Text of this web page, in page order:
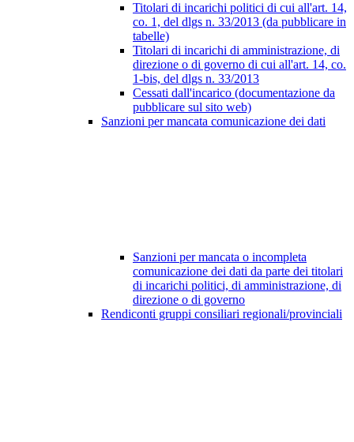
Titolari di incarichi politici di cui all'art. 14,
co. 1, del dlgs n. 33/2013 (da pubblicare in
tabelle)
Titolari di incarichi di amministrazione, di
direzione o di governo di cui all'art. 14, co.
1-bis, del dlgs n. 33/2013
Cessati dall'incarico (documentazione da
pubblicare sul sito web)
Sanzioni per mancata comunicazione dei dati
Sanzioni per mancata o incompleta
comunicazione dei dati da parte dei titolari
di incarichi politici, di amministrazione, di
direzione o di governo
Rendiconti gruppi consiliari regionali/provinciali